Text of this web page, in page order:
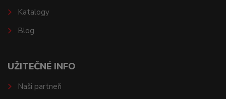
Katalogy
Blog
UŽITEČNÉ INFO
Naši partneři